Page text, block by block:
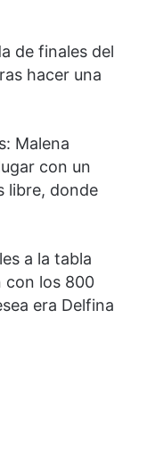
de finales del
hacer una
Malena
con un
libre, donde
a la tabla
con los 800
era Delfina